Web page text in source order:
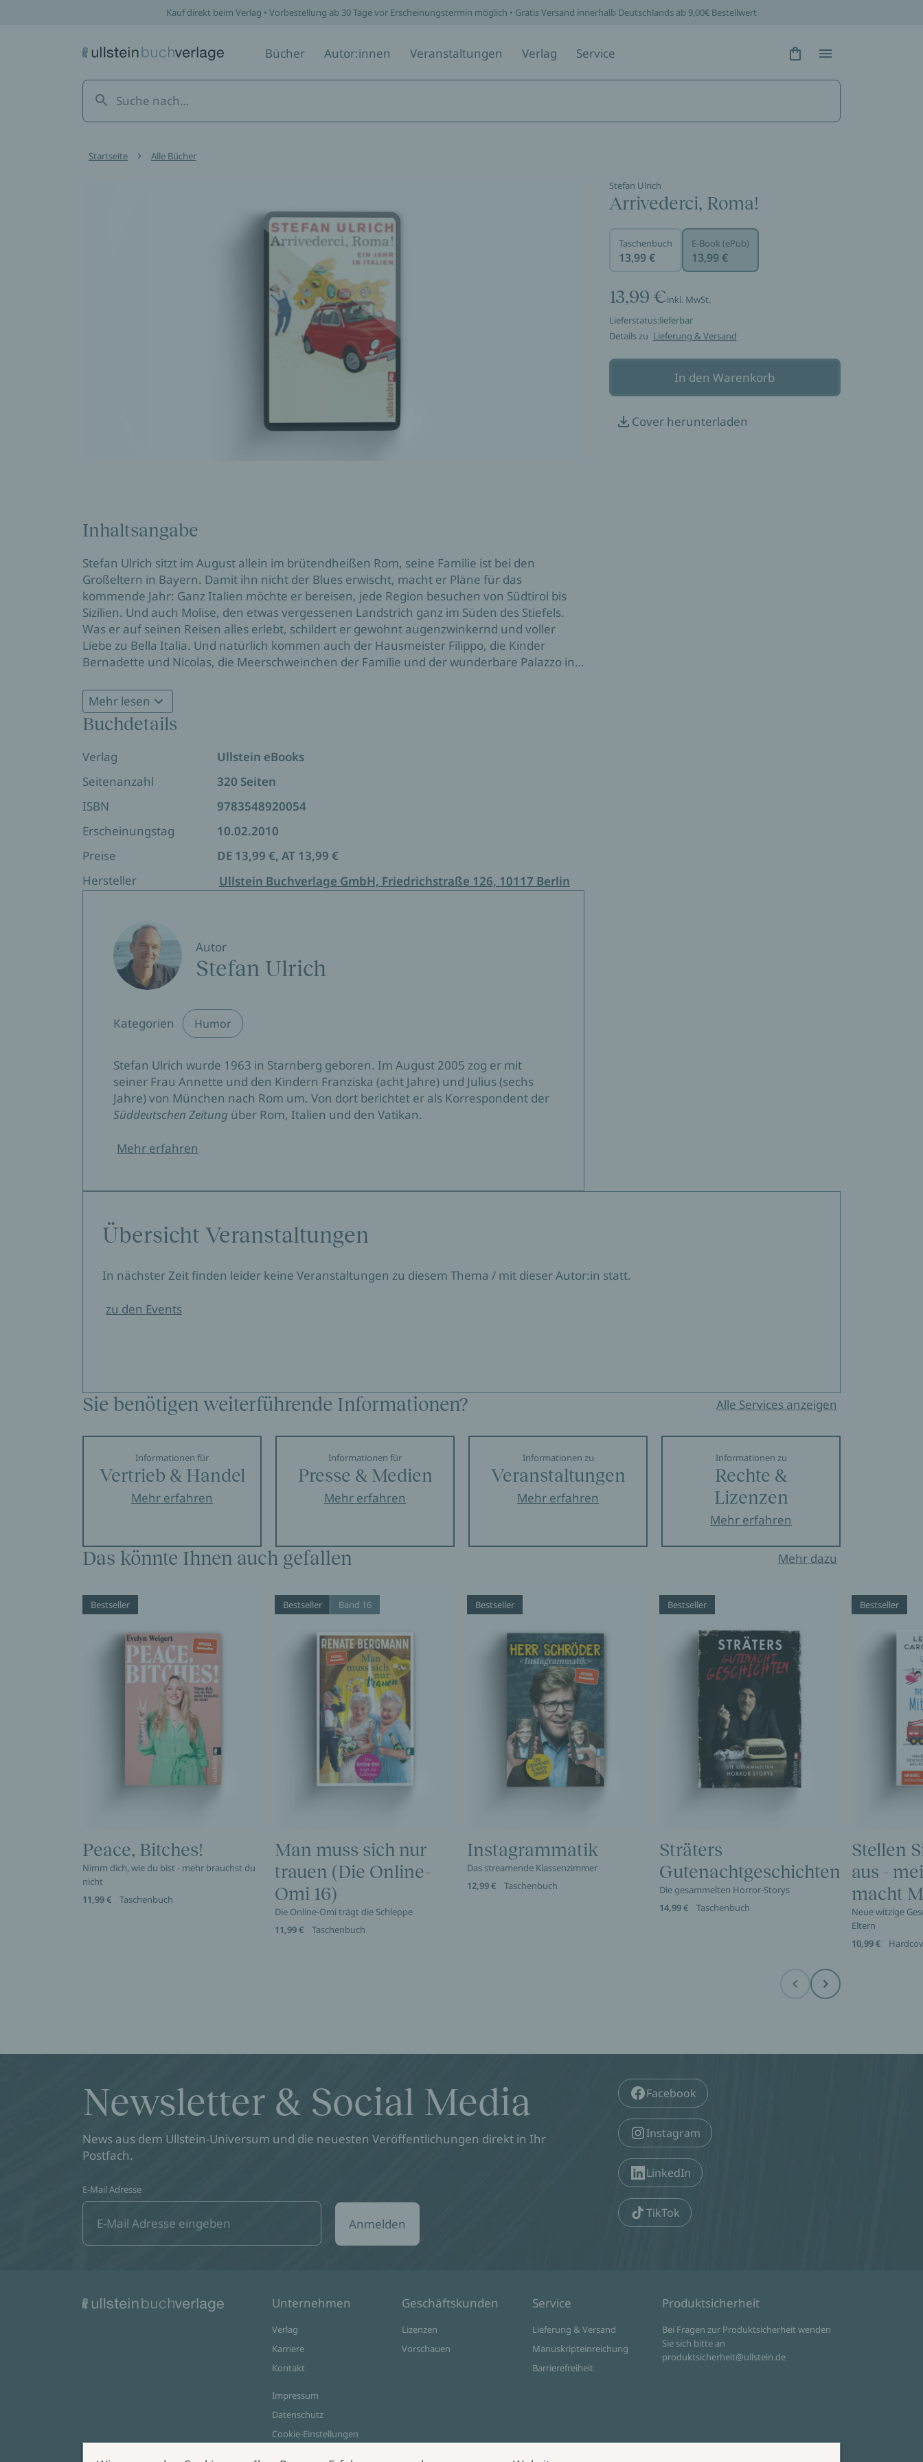
Kauf direkt beim Verlag • Vorbestellung ab 30 Tage vor Erscheinungstermin möglich • Gratis Versand innerhalb Deutschlands ab 9,00€ Bestellwert
Bücher Autor:innen Veranstaltungen Verlag Service Hidden Text
Hidden Text
Startseite Alle Bücher
Stefan Ulrich
Arrivederci, Roma!
Taschenbuch
13,99 €
E-Book (ePub)
13,99 €
13,99 €inkl. MwSt.
Lieferstatus:lieferbar
Details zu Lieferung & Versand
In den Warenkorb
Cover herunterladen
Inhaltsangabe
Stefan Ulrich sitzt im August allein im brütendheißen Rom, seine Familie ist bei den
Großeltern in Bayern. Damit ihn nicht der Blues erwischt, macht er Pläne für das
kommende Jahr: Ganz Italien möchte er bereisen, jede Region besuchen von Südtirol bis
Sizilien. Und auch Molise, den etwas vergessenen Landstrich ganz im Süden des Stiefels.
Was er auf seinen Reisen alles erlebt, schildert er gewohnt augenzwinkernd und voller
Liebe zu Bella Italia. Und natürlich kommen auch der Hausmeister Filippo, die Kinder
Bernadette und Nicolas, die Meerschweinchen der Familie und der wunderbare Palazzo in
Mehr lesen
Buchdetails
Verlag
Ullstein eBooks
Seitenanzahl
320 Seiten
ISBN
9783548920054
Erscheinungstag
10.02.2010
Preise
DE 13,99 €, AT 13,99 €
Hersteller
Ullstein Buchverlage GmbH, Friedrichstraße 126, 10117 Berlin
Autor
Stefan Ulrich
Kategorien Humor
Stefan Ulrich wurde 1963 in Starnberg geboren. Im August 2005 zog er mit
seiner Frau Annette und den Kindern Franziska (acht Jahre) und Julius (sechs
Jahre) von München nach Rom um. Von dort berichtet er als Korrespondent der
Süddeutschen Zeitung über Rom, Italien und den Vatikan.
Mehr erfahren
Übersicht Veranstaltungen
In nächster Zeit finden leider keine Veranstaltungen zu diesem Thema / mit dieser Autor:in statt.
zu den Events
Sie benötigen weiterführende Informationen? Alle Services anzeigen
Informationen für
Vertrieb & Handel
Mehr erfahren
Informationen für
Presse & Medien
Mehr erfahren
Informationen zu
Veranstaltungen
Mehr erfahren
Informationen zu
Rechte &
Lizenzen
Mehr erfahren
Das könnte Ihnen auch gefallen Mehr dazu
Bestseller
Peace, Bitches!
Nimm dich, wie du bist - mehr brauchst du
nicht
11,99 €
Taschenbuch
Bestseller Band 16
Man muss sich nur
trauen (Die Online-
Omi 16)
Die Online-Omi trägt die Schleppe
11,99 €
Taschenbuch
Bestseller
Instagrammatik
Das streamende Klassenzimmer
12,99 €
Taschenbuch
Bestseller
Sträters
Gutenachtgeschichten
Die gesammelten Horror-Storys
14,99 €
Taschenbuch
Bestseller
Stellen
aus -
macht
Neue witzige
Eltern
10,99 €
Before Next
Newsletter & Social Media
News aus dem Ullstein-Universum und die neuesten Veröffentlichungen direkt in Ihr
Postfach.
E-Mail Adresse
Anmelden
Facebook
Instagram
LinkedIn
TikTok
Unternehmen
Verlag
Karriere
Kontakt
Impressum
Datenschutz
Cookie-Einstellungen
Geschäftskunden
Lizenzen
Vorschauen
Service
Lieferung & Versand
Manuskripteinreichung
Barrierefreiheit
Produktsicherheit
Bei Fragen zur Produktsicherheit wenden
Sie sich bitte an
produktsicherheit@ullstein.de